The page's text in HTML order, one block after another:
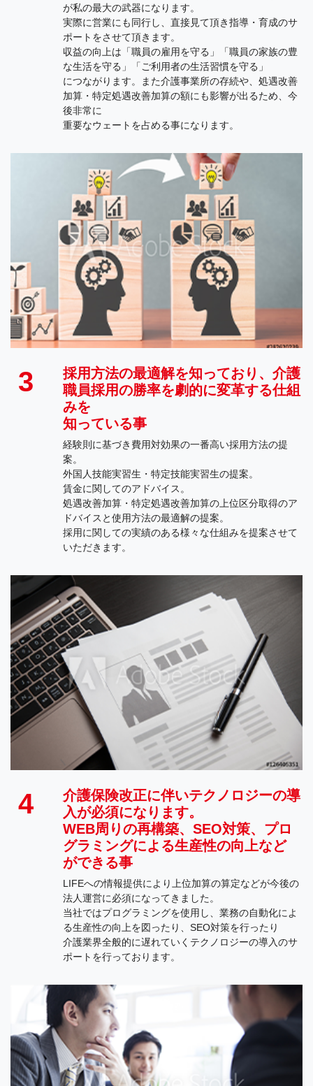
が私の最大の武器になります。
実際に営業にも同行し、直接見て頂き指導・育成のサ
ポートをさせて頂きます。
収益の向上は「職員の雇用を守る」「職員の家族の豊
な生活を守る」「ご利用者の生活習慣を守る」
につながります。また介護事業所の存続や、処遇改善
加算・特定処遇改善加算の額にも影響が出るため、今
後非常に
​​​​​​​重要なウェートを占める事になります。
3
採用方法の最適解を知っており、介護
職員採用の勝率を劇的に変革する仕組
みを
​​​​​​​知っている事
経験則に基づき費用対効果の一番高い採用方法の提
案。
外国人技能実習生・特定技能実習生の提案。
賃金に関してのアドバイス。
処遇改善加算・特定処遇改善加算の上位区分取得のア
ドバイスと使用方法の最適解の提案。
採用に関しての実績のある様々な仕組みを提案させて
いただきます。
4
介護保険改正に伴いテクノロジーの導
入が必須になります。
WEB周りの再構築、SEO対策、プロ
グラミングによる生産性の向上など
​​​​​​​ができる事
LIFEへの情報提供により上位加算の算定などが今後の
法人運営に必須になってきました。
当社ではプログラミングを使用し、業務の自動化によ
る生産性の向上を図ったり、SEO対策を行ったり
介護業界全般的に遅れていくテクノロジーの導入のサ
ポートを行っております。